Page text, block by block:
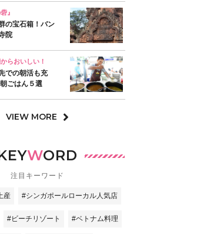
』
の宝石箱！バン
院
らおいしい！
での朝活も充
ごはん５選
VIEW MORE
WORD
注目キーワード
産 #シンガポールローカル人気店
#ビーチリゾート #ベトナム料理